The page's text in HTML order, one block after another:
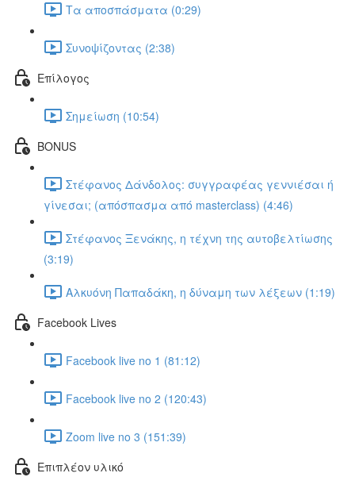
Τα αποσπάσματα (0:29)
Συνοψίζοντας (2:38)
Επίλογος
Σημείωση (10:54)
BONUS
Στέφανος Δάνδολος: συγγραφέας γεννιέσαι ή
γίνεσαι; (απόσπασμα από masterclass) (4:46)
Στέφανος Ξενάκης, η τέχνη της αυτοβελτίωσης
(3:19)
Αλκυόνη Παπαδάκη, η δύναμη των λέξεων (1:19)
Facebook Lives
Facebook live no 1 (81:12)
Facebook live no 2 (120:43)
Zoom live no 3 (151:39)
Επιπλέον υλικό